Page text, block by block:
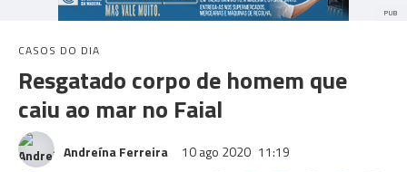
PUB
CASOS DO DIA
Resgatado corpo de homem que
caiu ao mar no Faial
Andreína Ferreira 10 ago 2020 11:19